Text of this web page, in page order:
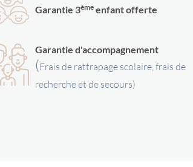
Garantie 3ème enfant offerte
Garantie d'accompagnement
(Frais de rattrapage scolaire, frais de
recherche et de secours)